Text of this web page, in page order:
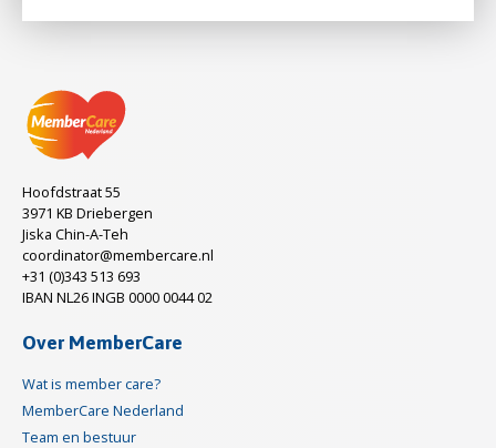
Hoofdstraat 55
3971 KB Driebergen
Jiska Chin-A-Teh
coordinator@membercare.nl
+31 (0)343 513 693
IBAN NL26 INGB 0000 0044 02
Over MemberCare
Wat is member care?
MemberCare Nederland
Team en bestuur